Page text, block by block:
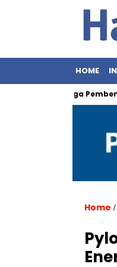
HOME
Olahraga Pembentuk
Home /